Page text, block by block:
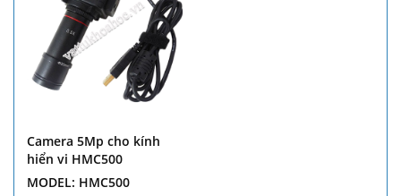
Camera 5Mp cho kính
hiển vi HMC500
MODEL: HMC500